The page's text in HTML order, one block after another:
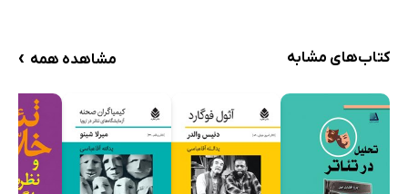
کتاب‌های مشابه مشاهده همه ›